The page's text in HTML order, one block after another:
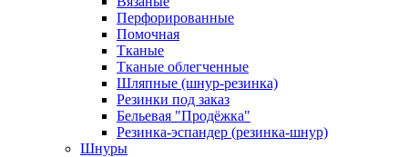
Перфорированные
Помочная
Тканые
Тканые облегченные
Шляпные (шнур-резинка)
Резинки под заказ
Бельевая "Продёжка"
Резинка-эспандер (резинка-шнур)
Шнуры